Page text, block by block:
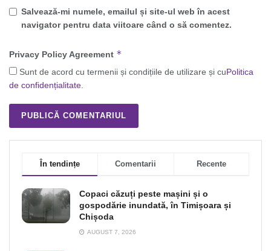
Salvează-mi numele, emailul și site-ul web în acest
navigator pentru data viitoare când o să comentez.
Privacy Policy Agreement *
Sunt de acord cu termenii și condițiile de utilizare și cuPolitica
de confidențialitate.
În tendințe Comentarii Recente
Copaci căzuți peste mașini și o
gospodărie inundată, în Timișoara și
Chișoda
AUGUST 7, 2026